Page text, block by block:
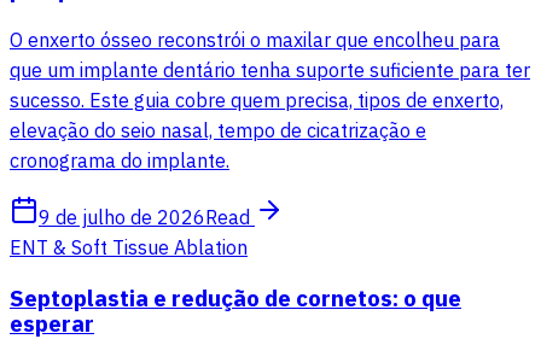
O enxerto ósseo reconstrói o maxilar que encolheu para
que um implante dentário tenha suporte suficiente para ter
sucesso. Este guia cobre quem precisa, tipos de enxerto,
elevação do seio nasal, tempo de cicatrização e
cronograma do implante.
9 de julho de 2026Read
ENT & Soft Tissue Ablation
Septoplastia e redução de cornetos: o que
esperar